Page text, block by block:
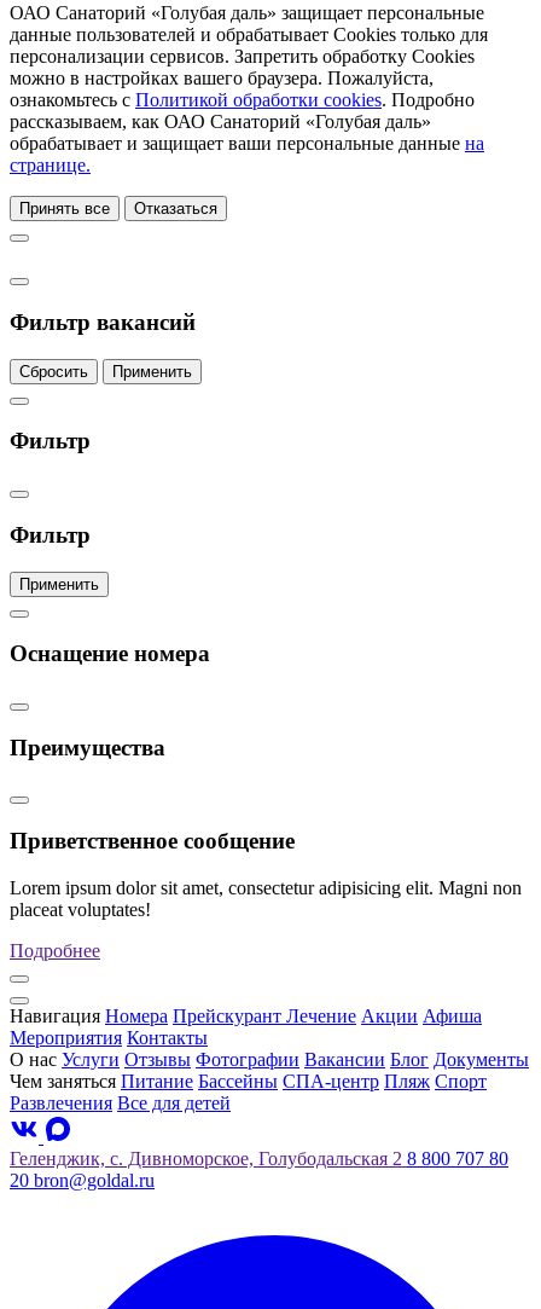
ОАО Санаторий «Голубая даль» защищает персональные
данные пользователей и обрабатывает Cookies только для
персонализации сервисов. Запретить обработку Cookies
можно в настройках вашего браузера. Пожалуйста,
ознакомьтесь с Политикой обработки cookies. Подробно
рассказываем, как ОАО Санаторий «Голубая даль»
обрабатывает и защищает ваши персональные данные на
странице.
Принять все Отказаться
Фильтр вакансий
Сбросить Применить
Фильтр
Фильтр
Применить
Оснащение номера
Преимущества
Приветственное сообщение
Lorem ipsum dolor sit amet, consectetur adipisicing elit. Magni non
placeat voluptates!
Подробнее
Навигация Номера Прейскурант Лечение Акции Афиша
Мероприятия Контакты
О нас Услуги Отзывы Фотографии Вакансии Блог Документы
Чем заняться Питание Бассейны СПА-центр Пляж Спорт
Развлечения Все для детей
Геленджик, с. Дивноморское, Голубодальская 2 8 800 707 80
20 bron@goldal.ru